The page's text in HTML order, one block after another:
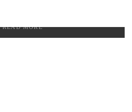
READ MORE